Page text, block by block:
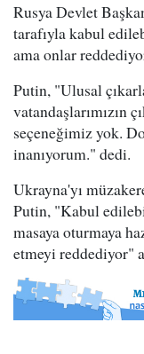
Rusya Devlet
tarafıyla kabul
ama onlar
Putin, "Ulusal
vatandaşlarımızın
seçeneğimiz yok.
inanıyorum." dedi.
Ukrayna'yı
Putin, "Kabul
masaya oturmaya
etmeyi reddediyor"